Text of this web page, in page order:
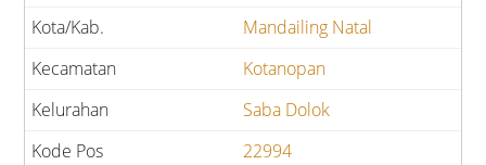
Mandailing Natal
Kotanopan
Saba Dolok
22994